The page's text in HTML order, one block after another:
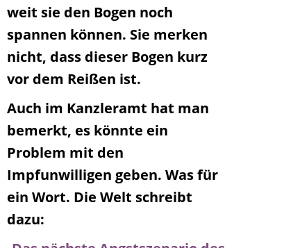
weit sie den Bogen noch
spannen können. Sie merken
nicht, dass dieser Bogen kurz
vor dem Reißen ist.
Auch im Kanzleramt hat man
bemerkt, es könnte ein
Problem mit den
Impfunwilligen geben. Was für
ein Wort. Die Welt schreibt
dazu: